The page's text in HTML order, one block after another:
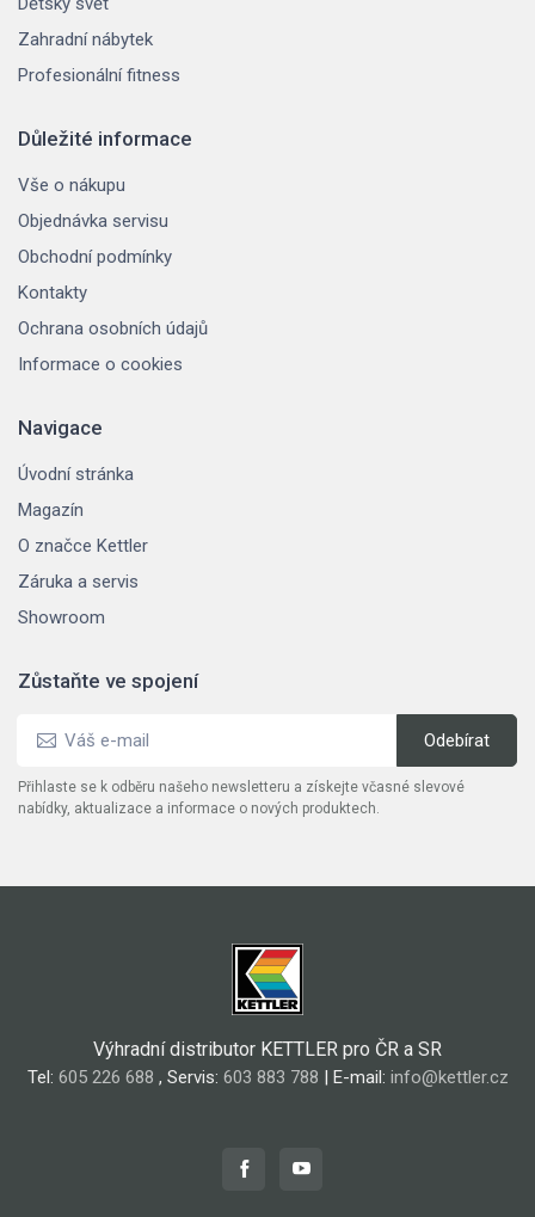
Zahradní nábytek
Profesionální fitness
Důležité informace
Vše o nákupu
Objednávka servisu
Obchodní podmínky
Kontakty
Ochrana osobních údajů
Informace o cookies
Navigace
Úvodní stránka
Magazín
O značce Kettler
Záruka a servis
Showroom
Zůstaňte ve spojení
Přihlaste se k odběru našeho newsletteru a získejte včasné slevové
nabídky, aktualizace a informace o nových produktech.
Výhradní distributor KETTLER pro ČR a SR
Tel: 605 226 688 , Servis: 603 883 788 | E-mail: info@kettler.cz